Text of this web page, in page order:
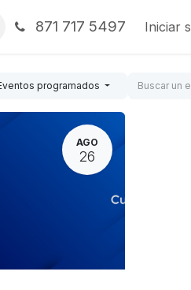
871 717 5497 Iniciar
programados
AGO
26